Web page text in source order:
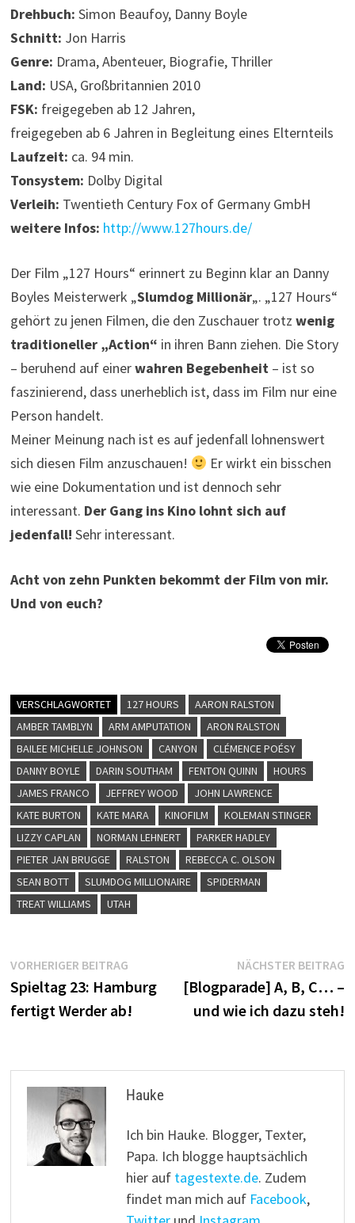
Drehbuch: Simon Beaufoy, Danny Boyle
Schnitt: Jon Harris
Genre: Drama, Abenteuer, Biografie, Thriller
Land: USA, Großbritannien 2010
FSK: freigegeben ab 12 Jahren,
freigegeben ab 6 Jahren in Begleitung eines Elternteils
Laufzeit: ca. 94 min.
Tonsystem: Dolby Digital
Verleih: Twentieth Century Fox of Germany GmbH
weitere Infos: http://www.127hours.de/
Der Film „127 Hours“ erinnert zu Beginn klar an Danny
Boyles Meisterwerk „Slumdog Millionär„. „127 Hours“
gehört zu jenen Filmen, die den Zuschauer trotz wenig
traditioneller „Action“ in ihren Bann ziehen. Die Story
– beruhend auf einerwahren Begebenheit– ist so
faszinierend, dass unerheblich ist, dass im Film nur eine
Person handelt.
Meiner Meinung nach ist es auf jedenfall lohnenswert
sich diesen Film anzuschauen!
Er wirkt ein bisschen
wie eine Dokumentation und ist dennoch sehr
interessant. Der Gang ins Kino lohnt sich auf
jedenfall! Sehr interessant.
Acht von zehn Punkten bekommt der Film von mir.
Und von euch?
VERSCHLAGWORTET 127 HOURS
AARON RALSTON
AMBER TAMBLYN
ARM AMPUTATION
ARON RALSTON
BAILEE MICHELLE JOHNSON
CANYON
CLÉMENCE POÉSY
DANNY BOYLE
DARIN SOUTHAM FENTON QUINN
HOURS
JAMES FRANCO
JEFFREY WOOD
JOHN LAWRENCE
KATE BURTON
KATE MARA KINOFILM
KOLEMAN STINGER
LIZZY CAPLAN
NORMAN LEHNERT
PARKER HADLEY
PIETER JAN BRUGGE
RALSTON
REBECCA C. OLSON
SEAN BOTT
SLUMDOG MILLIONAIRE
SPIDERMAN
TREAT WILLIAMS
UTAH
Beitragsnavigation
VORHERIGER BEITRAGVorheriger
Beitrag:
Spieltag 23: Hamburg
fertigt Werder ab!
NÄCHSTER BEITRAG
[Blogparade] A, B, C… –
und wie ich dazu steh!
Hauke
Ich bin Hauke. Blogger, Texter,
Papa. Ich blogge hauptsächlich
hier auf tagestexte.de. Zudem
findet man mich auf Facebook,